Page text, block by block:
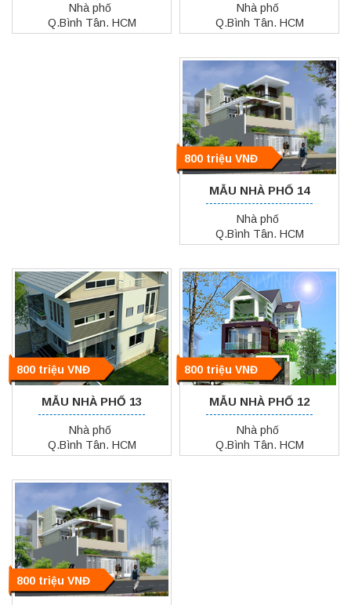
Nhà phố
Q.Bình Tân. HCM
Nhà phố
Q.Bình Tân. HCM
800 triệu VNĐ
MẪU NHÀ PHỐ 14
Nhà phố
Q.Bình Tân. HCM
800 triệu VNĐ
MẪU NHÀ PHỐ 13
Nhà phố
Q.Bình Tân. HCM
800 triệu VNĐ
MẪU NHÀ PHỐ 12
Nhà phố
Q.Bình Tân. HCM
800 triệu VNĐ